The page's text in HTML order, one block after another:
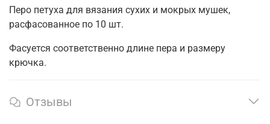
Перо петуха для вязания сухих и мокрых мушек,
расфасованное по 10 шт.
Фасуется соответственно длине пера и размеру
крючка.
Отзывы